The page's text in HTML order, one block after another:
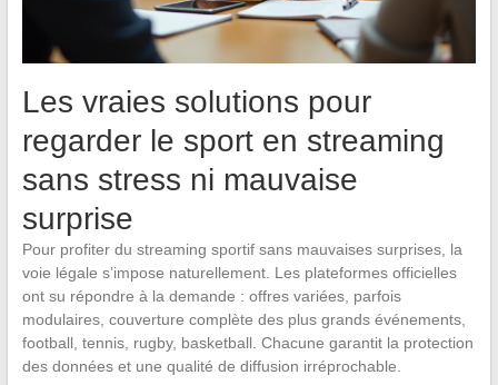
Les vraies solutions pour
regarder le sport en streaming
sans stress ni mauvaise
surprise
Pour profiter du streaming sportif sans mauvaises surprises, la
voie légale s’impose naturellement. Les plateformes officielles
ont su répondre à la demande : offres variées, parfois
modulaires, couverture complète des plus grands événements,
football, tennis, rugby, basketball. Chacune garantit la protection
des données et une qualité de diffusion irréprochable.